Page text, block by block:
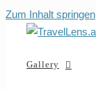
Zum Inhalt springen
Gallery